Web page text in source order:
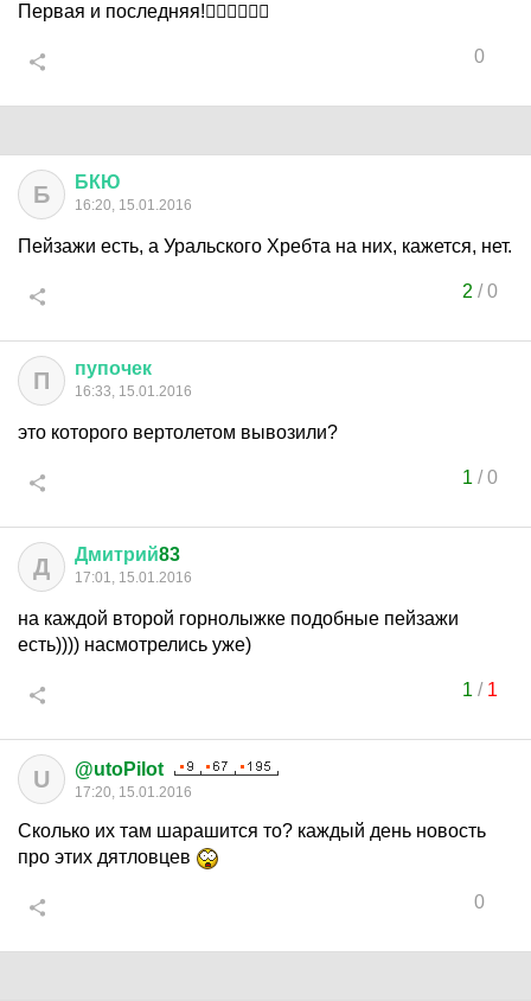
Первая и последняя!👍🏻👏🏻👏🏻
0
Б БКЮ
16:20, 15.01.2016
Пейзажи есть, а Уральского Хребта на них, кажется, нет.
2 /0
П пупочек
16:33, 15.01.2016
это которого вертолетом вывозили?
1 /0
Д Дмитрий83
17:01, 15.01.2016
на каждой второй горнолыжке подобные пейзажи
есть)))) насмотрелись уже)
1 / 1
U @utoPilot
17:20, 15.01.2016
Сколько их там шарашится то? каждый день новость
про этих дятловцев
0